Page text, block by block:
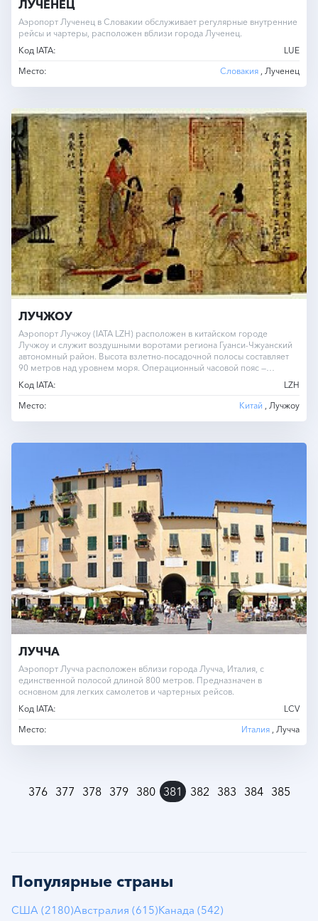
ЛУЧЕНЕЦ
Аэропорт Лученец в Словакии обслуживает регулярные внутренние
рейсы и чартеры, расположен вблизи города Лученец.
Код IATA:
LUE
Место:
Словакия , Лученец
ЛУЧЖОУ
Аэропорт Лучжоу (IATA LZH) расположен в китайском городе
Лучжоу и служит воздушными воротами региона Гуанси-Чжуанский
автономный район. Высота взлетно-посадочной полосы составляет
90 метров над уровнем моря. Операционный часовой пояс —
UTC+8.0…
Код IATA:
LZH
Место:
Китай , Лучжоу
ЛУЧЧА
Аэропорт Лучча расположен вблизи города Лучча, Италия, с
единственной полосой длиной 800 метров. Предназначен в
основном для легких самолетов и чартерных рейсов.
Код IATA:
LCV
Место:
Италия , Лучча
376 377 378 379 380 381 382 383 384 385
Популярные страны
США (2180)Австралия (615)Канада (542)